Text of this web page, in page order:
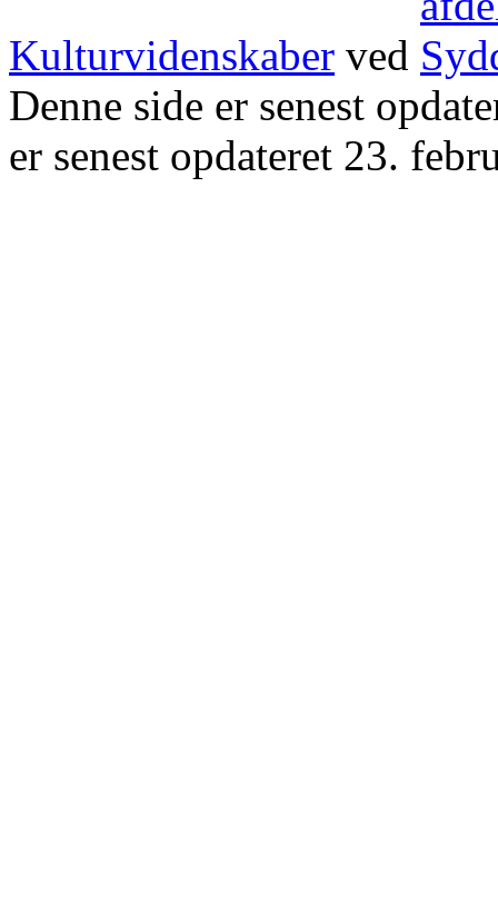
Kulturvidenskaber ved
Denne side er senest
er senest opdateret 23.